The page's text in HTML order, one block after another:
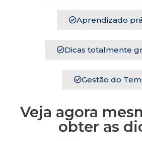
Aprendizado
Dicas totalmente
Gestão do
Veja agora
obter as